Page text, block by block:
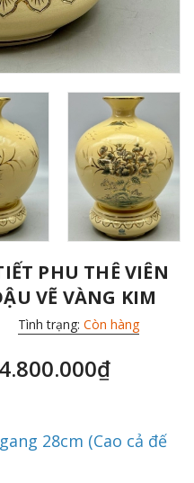
PHU THÊ VIÊN
VẼ VÀNG KIM
Tình trạng: Còn hàng
4.800.000₫
28cm (Cao cả đế